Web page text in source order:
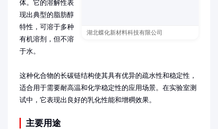
湖北蝶化新材料科技有限公司
体。它的溶解性表
现出典型的脂肪醇
特性，可溶于多种
有机溶剂，但不溶
于水。
这种化合物的长碳链结构使其具有优异的疏水性和稳定性，
适合用于需要耐高温和化学稳定性的应用场景。在实验室测
试中，它表现出良好的乳化性能和增稠效果。
主要用途